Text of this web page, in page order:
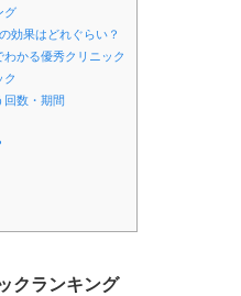
グ
効果はどれぐらい？
かる優秀クリニック
ク
回数・期間
クランキング